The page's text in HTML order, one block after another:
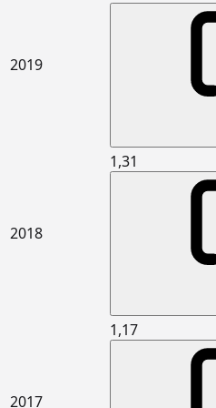
2019
2018
1,31
2017
1,17
Basma
0.030<Isıl
W/(m.K) olan, 5
levhalar
yatayda
5 cm kalınlıkta
mukavemeti en
taşyünü
dıştan ısı
yalıtım sıvası
15.341.3002
mukavemeti en
dıştan ısı
yalıtım sıvası
Çimento esaslı
yerleşen (self
ortalama 2 mm
tesviyesi